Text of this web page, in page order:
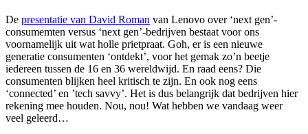
De presentatie van David Roman van Lenovo over ‘next gen’-
consumemten versus ‘next gen’-bedrijven bestaat voor ons
voornamelijk uit wat holle prietpraat. Goh, er is een nieuwe
generatie consumenten ‘ontdekt’, voor het gemak zo’n beetje
iedereen tussen de 16 en 36 wereldwijd. En raad eens? Die
consumenten blijken heel kritisch te zijn. En ook nog eens
‘connected’ en ’tech savvy’. Het is dus belangrijk dat bedrijven hier
rekening mee houden. Nou, nou! Wat hebben we vandaag weer
veel geleerd…